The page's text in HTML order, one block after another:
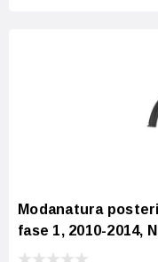
Modanatura
fase 1, 2010-2014,